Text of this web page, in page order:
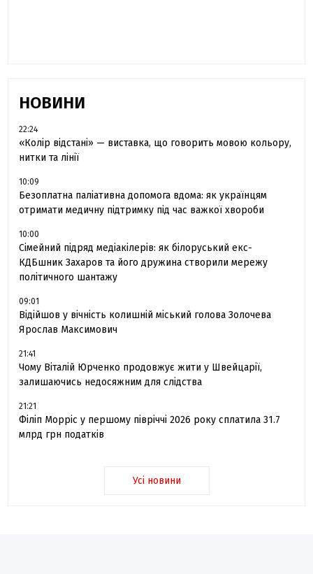
НОВИНИ
22:24
«Колір відстані» — виставка, що говорить мовою кольору,
нитки та лінії
10:09
Безоплатна паліативна допомога вдома: як українцям
отримати медичну підтримку під час важкої хвороби
10:00
Сімейний підряд медіакілерів: як білоруський екс-
КДБшник Захаров та його дружина створили мережу
політичного шантажу
09:01
Відійшов у вічність колишній міський голова Золочева
Ярослав Максимович
21:41
Чому Віталій Юрченко продовжує жити у Швейцарії,
залишаючись недосяжним для слідства
21:21
Філіп Морріс у першому півріччі 2026 року сплатила 31.7
млрд грн податків
Усі новини